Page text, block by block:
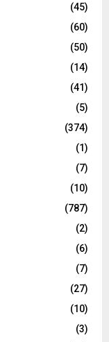
(45)
(60)
(50)
(14)
(41)
(5)
(374)
(1)
(7)
(10)
(787)
(2)
(6)
(7)
(27)
(10)
(3)